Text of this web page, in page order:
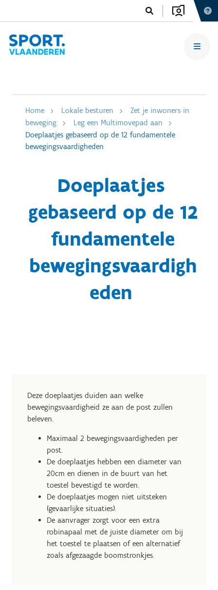
Home Lokale besturen
Zet je inwoners in
beweging
Leg een Multimovepad aan
Doeplaatjes gebaseerd op de 12 fundamentele
bewegingsvaardigheden
Doeplaatjes
gebaseerd op de 12
fundamentele
bewegingsvaardigh
eden
Deze doeplaatjes duiden aan welke
bewegingsvaardigheid ze aan de post zullen
beleven.
Maximaal 2 bewegingsvaardigheden per
post.
De doeplaatjes hebben een diameter van
20cm en dienen in de buurt van het
toestel bevestigd te worden.
De doeplaatjes mogen niet uitsteken
(gevaarlijke situaties).
De aanvrager zorgt voor een extra
robinapaal met de juiste diameter om bij
het toestel te plaatsen of een alternatief
zoals afgezaagde boomstronkjes.